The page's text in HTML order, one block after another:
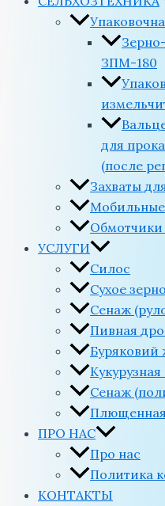
ЗПМ-180
для
(после
Захваты
Обмотчики
УСЛУГИ
Силос
Сухое зерно
Сенаж
Пивная
Буряковий
Кукурузная
Сенаж
Плющенная
ПРО НАС
Про нас
Политика
КОНТАКТЫ